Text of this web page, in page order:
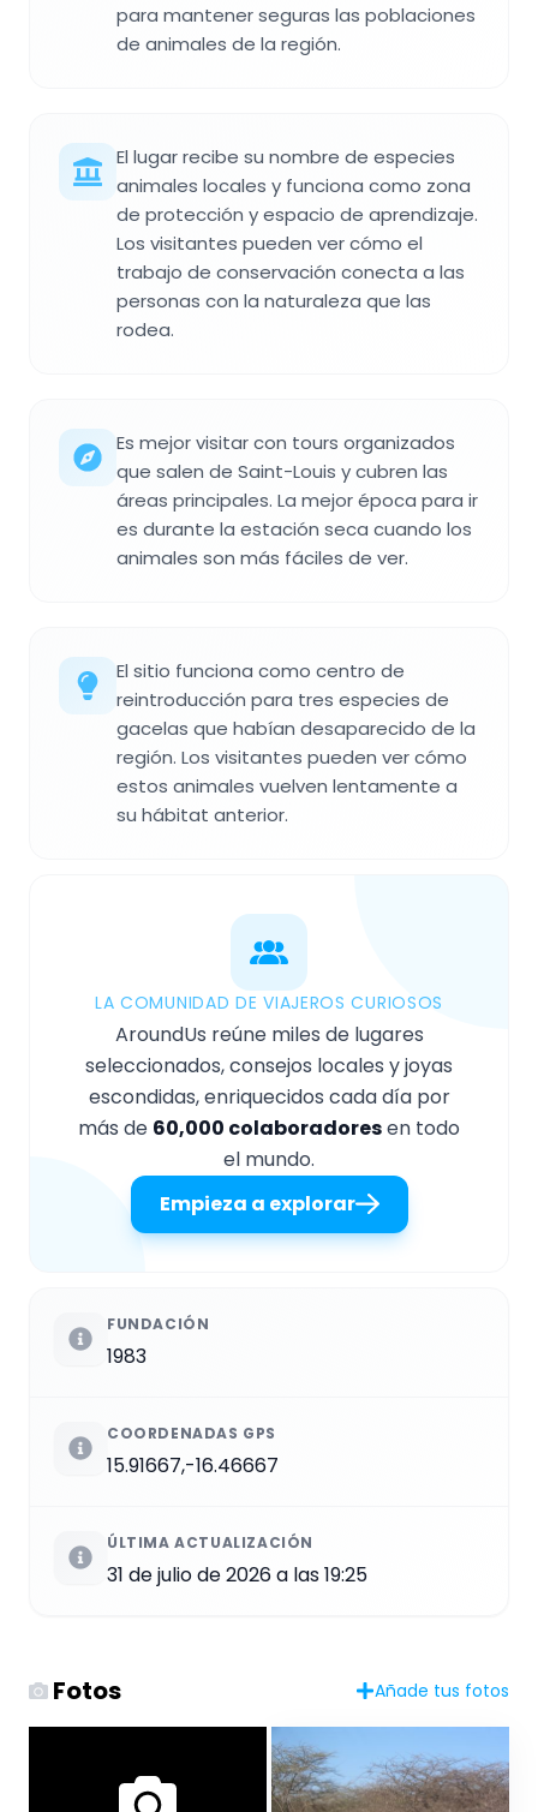
para mantener seguras las poblaciones
de animales de la región.
El lugar recibe su nombre de especies
animales locales y funciona como zona
de protección y espacio de aprendizaje.
Los visitantes pueden ver cómo el
trabajo de conservación conecta a las
personas con la naturaleza que las
rodea.
Es mejor visitar con tours organizados
que salen de Saint-Louis y cubren las
áreas principales. La mejor época para ir
es durante la estación seca cuando los
animales son más fáciles de ver.
El sitio funciona como centro de
reintroducción para tres especies de
gacelas que habían desaparecido de la
región. Los visitantes pueden ver cómo
estos animales vuelven lentamente a
su hábitat anterior.
LA COMUNIDAD DE VIAJEROS CURIOSOS
AroundUs reúne miles de lugares
seleccionados, consejos locales y joyas
escondidas, enriquecidos cada día por
más de 60,000 colaboradoresen todo
el mundo.
Empieza a explorar
FUNDACIÓN
1983
COORDENADAS GPS
15.91667,-16.46667
ÚLTIMA ACTUALIZACIÓN
31 de julio de 2026 a las 19:25
Fotos Añade tus fotos